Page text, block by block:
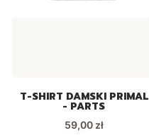
T-SHIRT DAMSKI PRIMAL
- PARTS
Cena
59,00 zł